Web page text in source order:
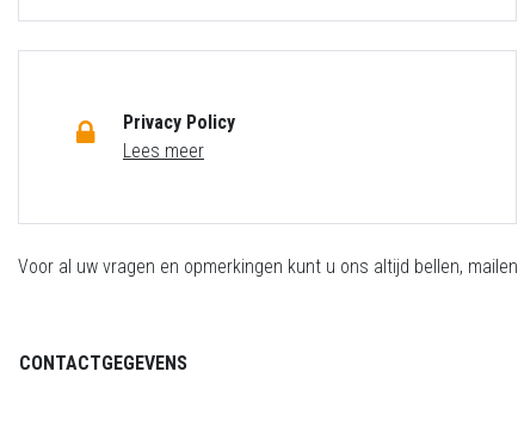
Privacy Policy
Lees meer
Voor al uw vragen en opmerkingen kunt u ons altijd bellen,
CONTACTGEGEVENS